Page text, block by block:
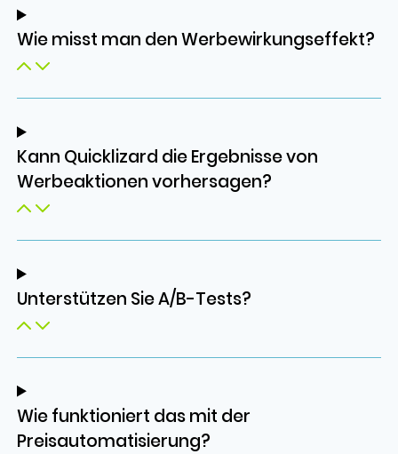
Wie misst man den Werbewirkungseffekt?
Kann Quicklizard die Ergebnisse von
Werbeaktionen vorhersagen?
Unterstützen Sie A/B-Tests?
Wie funktioniert das mit der
Preisautomatisierung?